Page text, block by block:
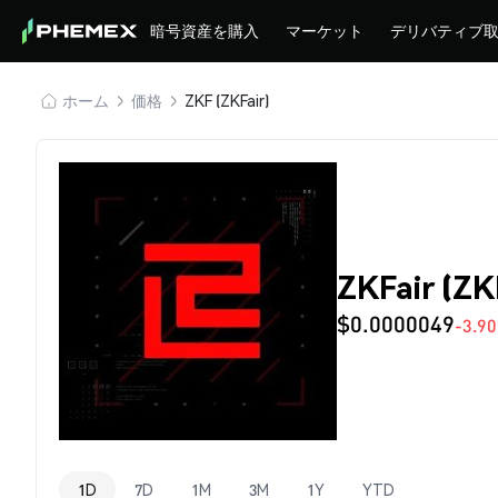
暗号資産を購入 マーケット デリバティブ
ホーム 価格 ZKF (ZKFair)
ZKFair
$0.0000049-
1D 7D 1M 3M 1Y YTD